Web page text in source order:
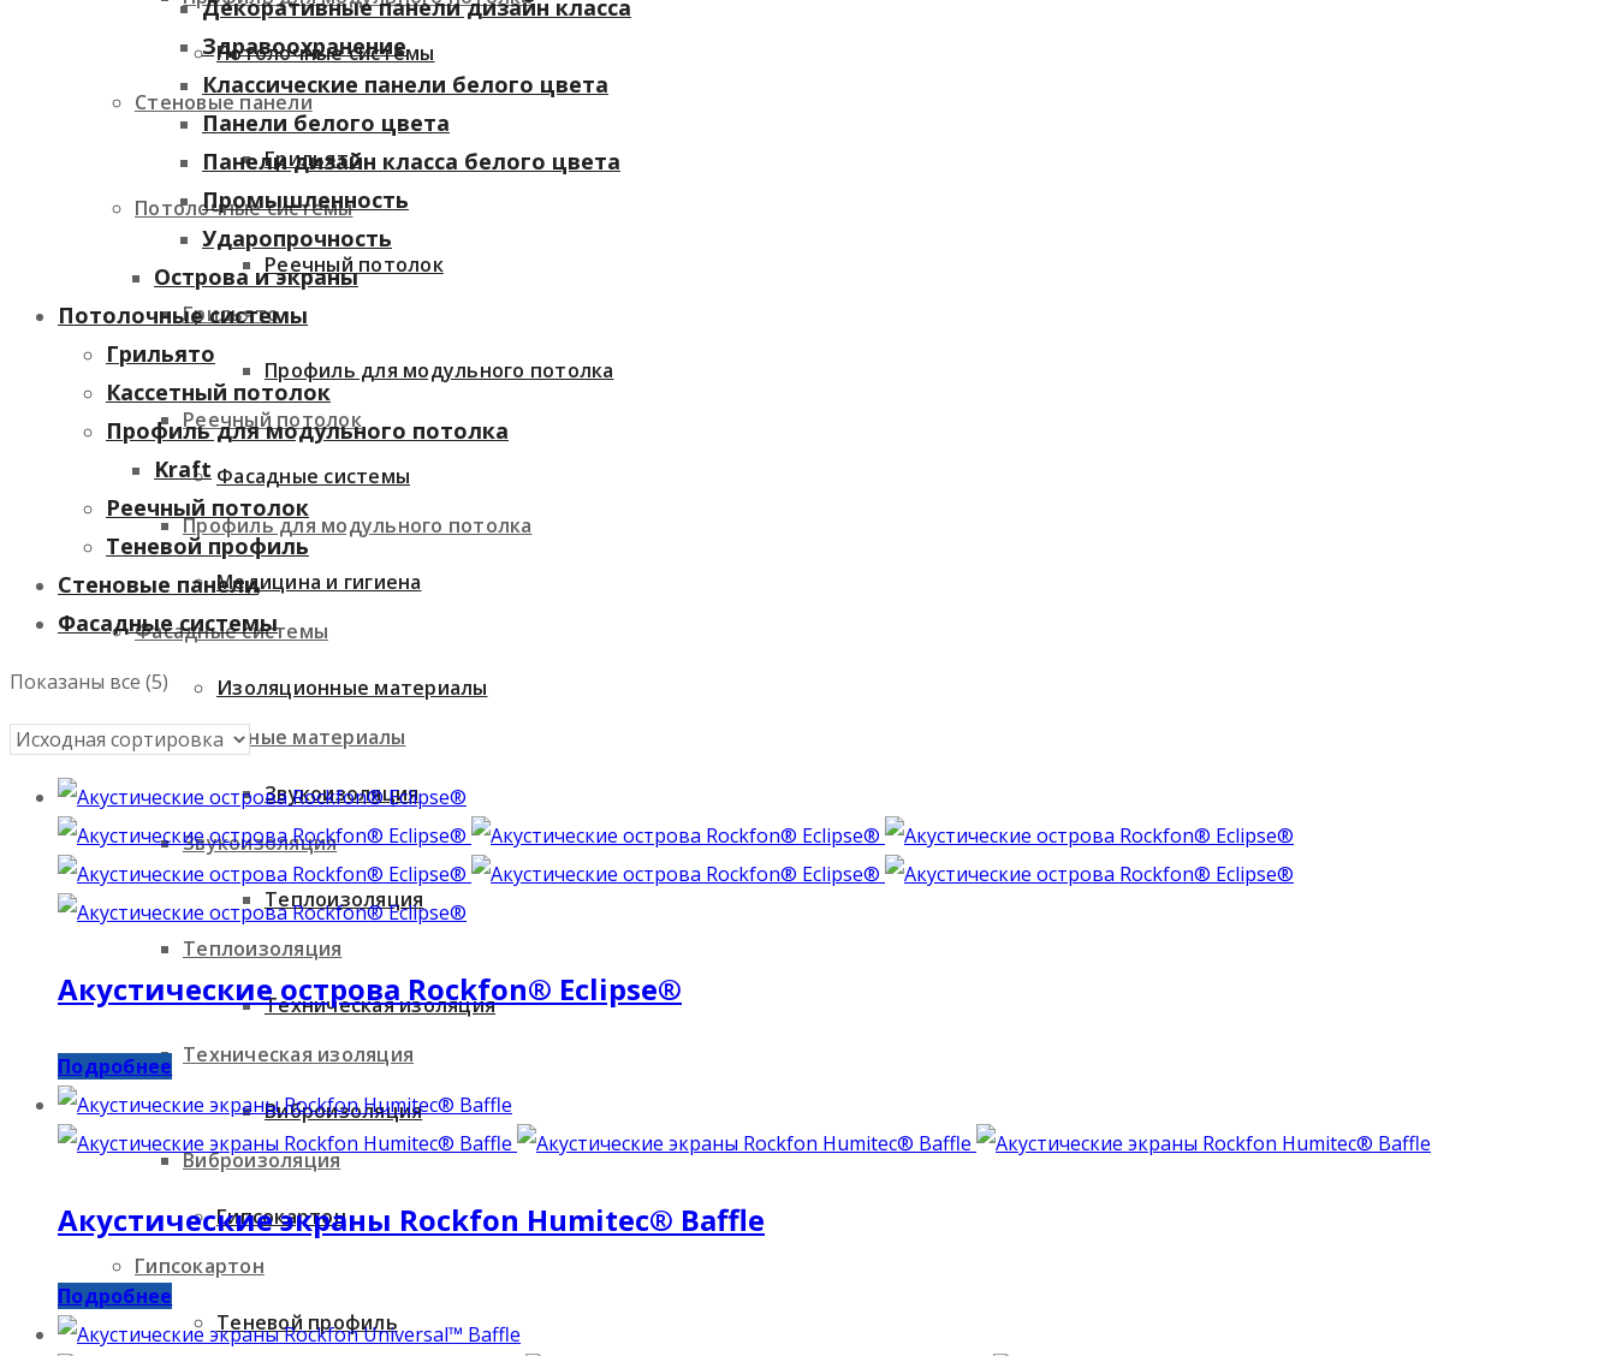
Стеновые панели
Потолочные системы
Грильято
Реечный потолок
Профиль для модульного потолка
Фасадные системы
Изоляционные материалы
Звукоизоляция
Теплоизоляция
Техническая изоляция
Виброизоляция
Гипсокартон
Потолочные системы
Грильято
Реечный потолок
Профиль для модульного потолка
Фасадные системы
Медицина и гигиена
Изоляционные материалы
Звукоизоляция
Теплоизоляция
Техническая изоляция
Виброизоляция
Гипсокартон
Теневой профиль
Декоративные панели дизайн класса
Здравоохранение
Классические панели белого цвета
Панели белого цвета
Панели дизайн класса белого цвета
Промышленность
Ударопрочность
Острова и экраны
Потолочные системы
Грильято
Кассетный потолок
Профиль для модульного потолка
Kraft
Реечный потолок
Теневой профиль
Стеновые панели
Фасадные системы
Показаны все (5)
Акустические острова Rockfon® Eclipse®
Подробнее
Акустические экраны Rockfon Humitec® Baffle
Подробнее